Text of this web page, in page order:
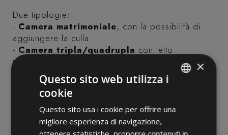
Due tipologie:
- Camera matrimoniale, con la possibilità di
aggiungere la culla.
- Camera tripla/quadrupla con letto
matrimoniale ed un letto singolo che
all’occorrenza diventa a castello.
Può ospitarefino a 4 persone e un bimbo in
Questo tipo di camera può avere colori e arredi
ENGLISH
×
Questo sito web utilizza i
cookie
Questo sito usa i cookie per offrire una
migliore esperienza di navigazione,